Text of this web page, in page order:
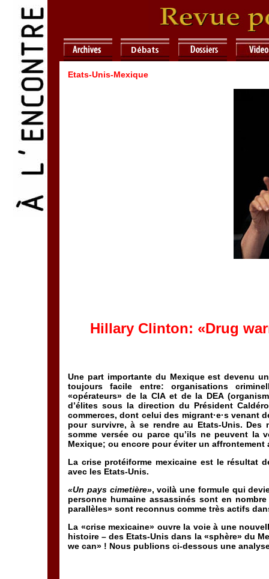
Etats-Unis-Mexique
Hillary Clinton: «Drug
Une part importante du Mexique est devenu
toujours facile entre: organisations
«opérateurs» de la CIA et de la DEA
d’élites sous la direction du Président
commerces, dont celui des migrant·e·s venant
pour survivre, à se rendre au Etats-Unis.
somme versée ou parce qu’ils ne peuvent la
Mexique; ou encore pour éviter un
La crise protéiforme mexicaine est le résultat
avec les Etats-Unis.
«Un pays cimetière», voilà une formule qui
personne humaine assassinés sont en
parallèles» sont reconnus comme très actifs
La «crise mexicaine» ouvre la voie à une
histoire – des Etats-Unis dans la «sphère» du
we can» ! Nous publions ci-dessous une